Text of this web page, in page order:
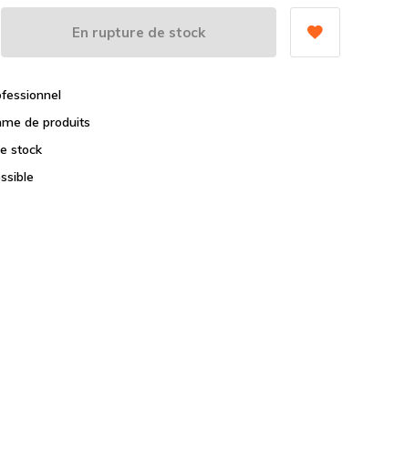
En rupture de stock
de produits
stock